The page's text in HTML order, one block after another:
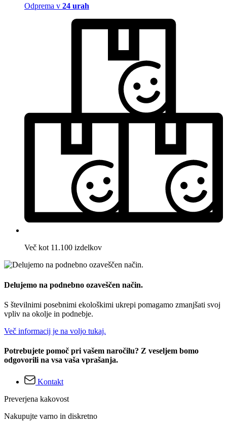
Odprema v 24 urah
Več kot 11.100 izdelkov
Delujemo na podnebno ozaveščen način.
S številnimi posebnimi ekološkimi ukrepi pomagamo zmanjšati svoj
vpliv na okolje in podnebje.
Več informacij je na voljo tukaj.
Potrebujete pomoč pri vašem naročilu? Z veseljem bomo
odgovorili na vsa vaša vprašanja.
Kontakt
Preverjena kakovost
Nakupujte varno in diskretno